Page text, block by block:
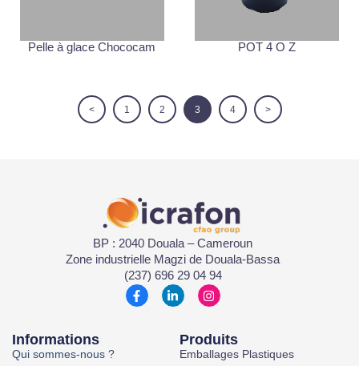
Pelle à glace Chococam POT 4 O Z
< 1 2 3 4 >
BP : 2040 Douala – Cameroun
Zone industrielle Magzi de Douala-Bassa
(237) 696 29 04 94
Informations
Qui sommes-nous ?
Produits
Emballages Plastiques